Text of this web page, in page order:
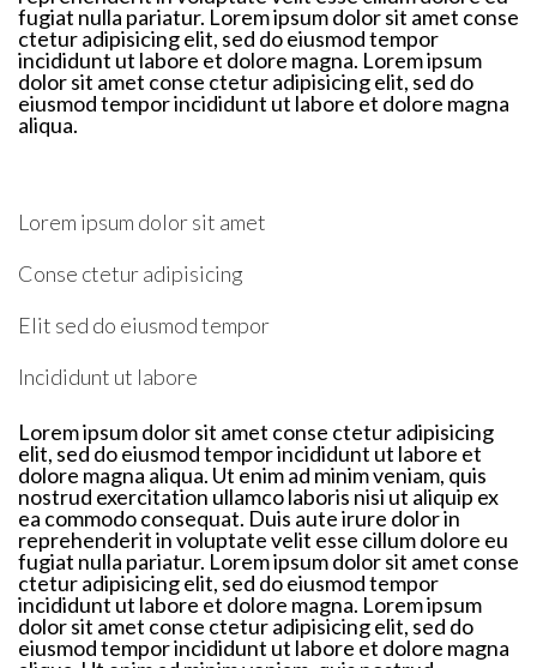
fugiat nulla pariatur. Lorem ipsum dolor sit amet conse
ctetur adipisicing elit, sed do eiusmod tempor
incididunt ut labore et dolore magna. Lorem ipsum
dolor sit amet conse ctetur adipisicing elit, sed do
eiusmod tempor incididunt ut labore et dolore magna
aliqua.
Lorem ipsum dolor sit amet
Conse ctetur adipisicing
Elit sed do eiusmod tempor
Incididunt ut labore
Lorem ipsum dolor sit amet conse ctetur adipisicing
elit, sed do eiusmod tempor incididunt ut labore et
dolore magna aliqua. Ut enim ad minim veniam, quis
nostrud exercitation ullamco laboris nisi ut aliquip ex
ea commodo consequat. Duis aute irure dolor in
reprehenderit in voluptate velit esse cillum dolore eu
fugiat nulla pariatur. Lorem ipsum dolor sit amet conse
ctetur adipisicing elit, sed do eiusmod tempor
incididunt ut labore et dolore magna. Lorem ipsum
dolor sit amet conse ctetur adipisicing elit, sed do
eiusmod tempor incididunt ut labore et dolore magna